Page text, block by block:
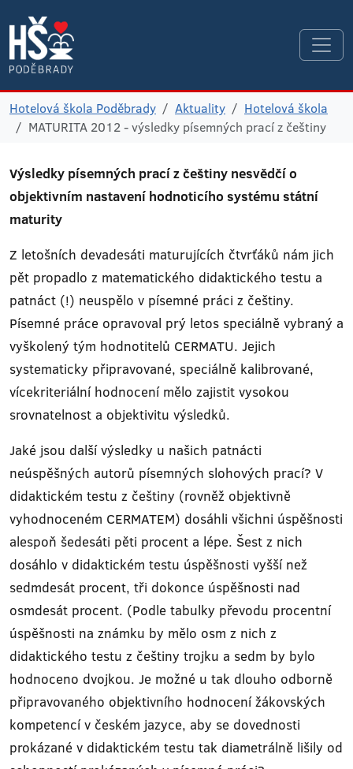
Hotelová škola Poděbrady Aktuality
Hotelová škola
MATURITA 2012 - výsledky písemných prací z češtiny
Výsledky písemných prací z češtiny nesvědčí o
objektivním nastavení hodnoticího systému státní
maturity
Z letošních devadesáti maturujících čtvrťáků nám jich
pět propadlo z matematického didaktického testu a
patnáct (!) neuspělo v písemné práci z češtiny.
Písemné práce opravoval prý letos speciálně vybraný a
vyškolený tým hodnotitelů CERMATU. Jejich
systematicky připravované, speciálně kalibrované,
vícekriteriální hodnocení mělo zajistit vysokou
srovnatelnost a objektivitu výsledků.
Jaké jsou další výsledky u našich patnácti
neúspěšných autorů písemných slohových prací? V
didaktickém testu z češtiny (rovněž objektivně
vyhodnoceném CERMATEM) dosáhli všichni úspěšnosti
alespoň šedesáti pěti procent a lépe. Šest z nich
dosáhlo v didaktickém testu úspěšnosti vyšší než
sedmdesát procent, tři dokonce úspěšnosti nad
osmdesát procent. (Podle tabulky převodu procentní
úspěšnosti na známku by mělo osm z nich z
didaktického testu z češtiny trojku a sedm by bylo
hodnoceno dvojkou. Je možné u tak dlouho odborně
připravovaného objektivního hodnocení žákovských
kompetencí v českém jazyce, aby se dovednosti
prokázané v didaktickém testu tak diametrálně lišily od